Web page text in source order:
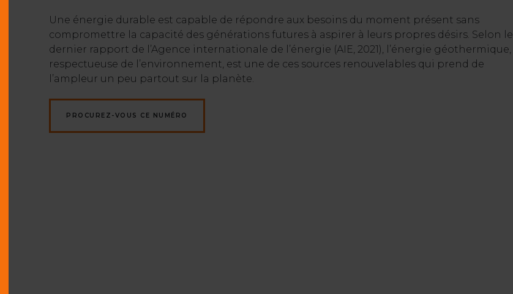
Une énergie durable est capable de répondre aux besoins du moment présent sans
compromettre la capacité des générations futures à aspirer à leurs propres désirs. Selon le
dernier rapport de l’Agence internationale de l’énergie (AIE, 2021), l’énergie géothermique,
respectueuse de l’environnement, est une de ces sources renouvelables qui prend de
l’ampleur un peu partout sur la planète.
PROCUREZ-VOUS CE NUMÉRO